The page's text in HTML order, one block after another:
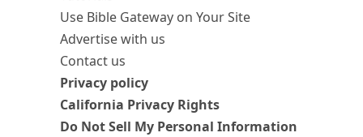
Use Bible Gateway on Your Site
Advertise with us
Contact us
Privacy policy
California Privacy Rights
Do Not Sell My Personal Information